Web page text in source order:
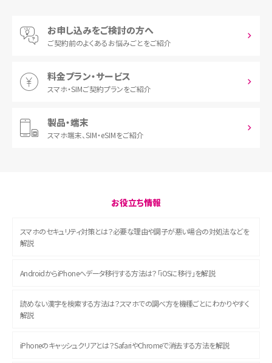
お申し込みをご検討の方へ
ご契約前のよくあるお悩みごとをご紹介
料金プラン・サービス
スマホ・SIMご契約プランをご紹介
製品・端末
スマホ端末、SIM・eSIMをご紹介
お役立ち情報
スマホのセキュリティ対策とは？必要な理由や調子が悪い場合の対処法などを
解説
AndroidからiPhoneへデータ移行する方法は？「iOSに移行」を解説
読めない漢字を検索する方法は？スマホでの調べ方を機種ごとにわかりやすく
解説
iPhoneのキャッシュクリアとは？SafariやChromeで消去する方法を解説